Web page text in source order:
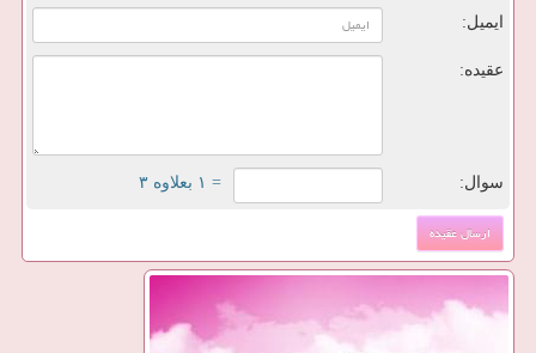
ایمیل:
عقیده:
سوال: = ۱ بعلاوه ۳